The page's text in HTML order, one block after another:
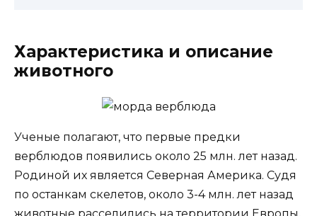
Характеристика и описание
животного
Ученые полагают, что первые предки
верблюдов появились около 25 млн. лет назад.
Родиной их является Северная Америка. Судя
по останкам скелетов, около 3-4 млн. лет назад